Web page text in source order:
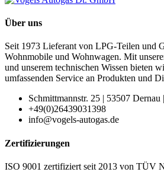
Über uns
Seit 1973 Lieferant von LPG-Teilen und
Wohnmobile und Wohnwagen. Mit
und unserem technischen Wissen bieten
umfassenden Service an Produkten und
Schmittmannstr. 25 | 53507 Dernau
+49(0)26439031398
info@vogels-autogas.de
Zertifizierungen
ISO 9001 zertifiziert seit 2013 von TÜV